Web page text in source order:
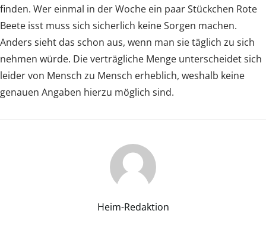
finden. Wer einmal in der Woche ein paar Stückchen Rote
Beete isst muss sich sicherlich keine Sorgen machen.
Anders sieht das schon aus, wenn man sie täglich zu sich
nehmen würde. Die verträgliche Menge unterscheidet sich
leider von Mensch zu Mensch erheblich, weshalb keine
genauen Angaben hierzu möglich sind.
Heim-Redaktion